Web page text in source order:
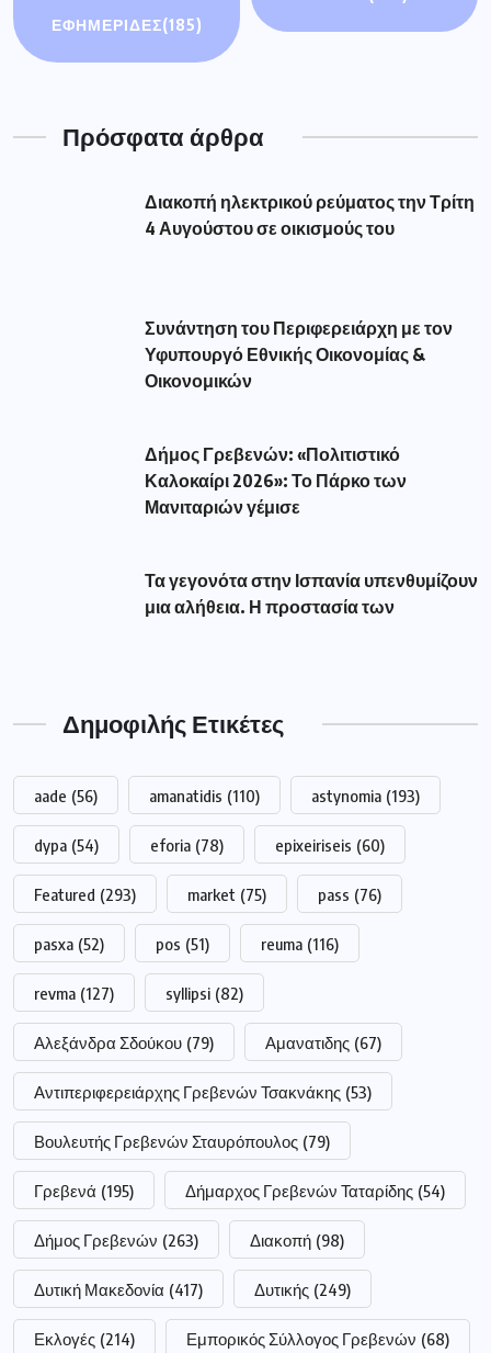
ΕΦΗΜΕΡΙΔΕΣ(185)
Πρόσφατα άρθρα
Διακοπή ηλεκτρικού ρεύματος την Τρίτη
4 Αυγούστου σε οικισμούς του
Συνάντηση του Περιφερειάρχη με τον
Υφυπουργό Εθνικής Οικονομίας &
Οικονομικών
Δήμος Γρεβενών: «Πολιτιστικό
Καλοκαίρι 2026»: Το Πάρκο των
Μανιταριών γέμισε
Τα γεγονότα στην Ισπανία υπενθυμίζουν
μια αλήθεια. Η προστασία των
Δημοφιλής Ετικέτες
aade (56) amanatidis (110) astynomia (193)
dypa (54) eforia (78) epixeiriseis (60)
Featured (293) market (75) pass (76)
pasxa (52) pos (51) reuma (116)
revma (127) syllipsi (82)
Αλεξάνδρα Σδούκου (79) Αμανατιδης (67)
Αντιπεριφερειάρχης Γρεβενών Τσακνάκης (53)
Βουλευτής Γρεβενών Σταυρόπουλος (79)
Γρεβενά (195) Δήμαρχος Γρεβενών Ταταρίδης (54)
Δήμος Γρεβενών (263) Διακοπή (98)
Δυτική Μακεδονία (417) Δυτικής (249)
Εκλογές (214) Εμπορικός Σύλλογος Γρεβενών (68)